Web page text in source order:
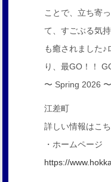
ことで、立ち寄
て、すごぶる気
も癒されました♪
り、最GO！！
〜 Spring 2026 〜
江差町
詳しい情報はこ
・ホームページ
https://